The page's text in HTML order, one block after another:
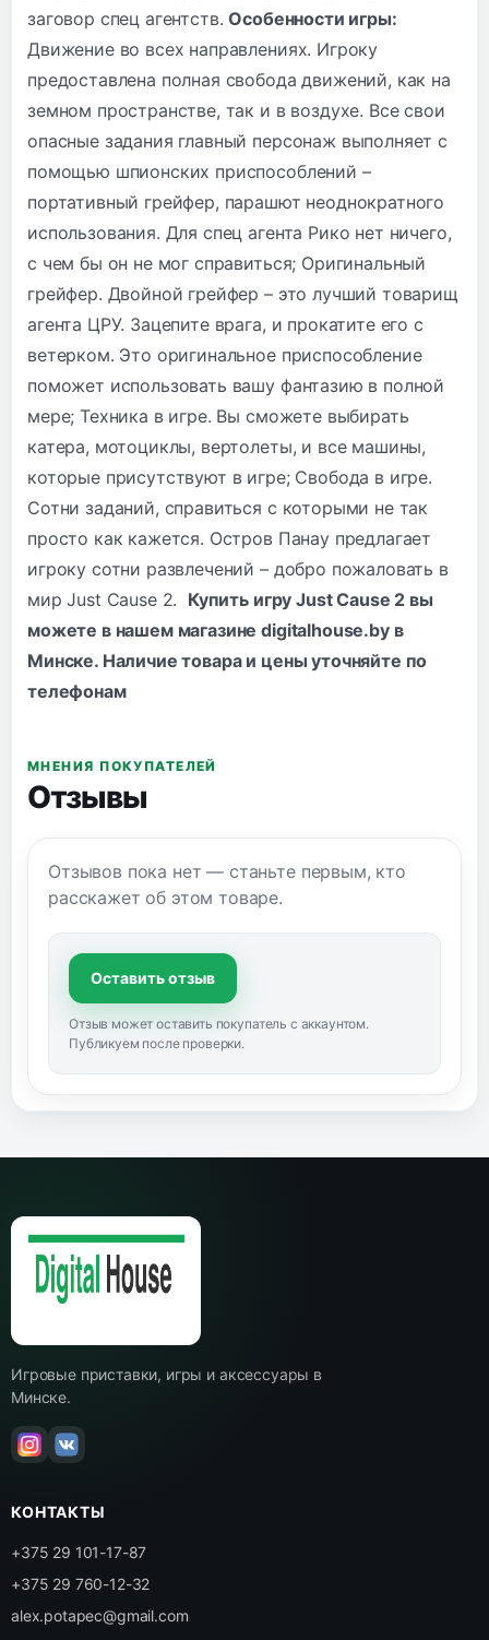
заговор спец агентств.Особенности игры:
Движение во всех направлениях. Игроку
предоставлена полная свобода движений, как на
земном пространстве, так и в воздухе. Все свои
опасные задания главный персонаж выполняет с
помощью шпионских приспособлений –
портативный грейфер, парашют неоднократного
использования. Для спец агента Рико нет ничего,
с чем бы он не мог справиться; Оригинальный
грейфер. Двойной грейфер – это лучший товарищ
агента ЦРУ. Зацепите врага, и прокатите его с
ветерком. Это оригинальное приспособление
поможет использовать вашу фантазию в полной
мере; Техника в игре. Вы сможете выбирать
катера, мотоциклы, вертолеты, и все машины,
которые присутствуют в игре; Свобода в игре.
Сотни заданий, справиться с которыми не так
просто как кажется. Остров Панау предлагает
игроку сотни развлечений – добро пожаловать в
мир Just Cause 2. Купить игру Just Cause 2 вы
можете в нашем магазине digitalhouse.by в
Минске. Наличие товара и цены уточняйте по
телефонам
МНЕНИЯ ПОКУПАТЕЛЕЙ
Отзывы
Отзывов пока нет — станьте первым, кто
расскажет об этом товаре.
Оставить отзыв
Отзыв может оставить покупатель с аккаунтом.
Публикуем после проверки.
Игровые приставки, игры и аксессуары в
Минске.
КОНТАКТЫ
+375 29 101-17-87
+375 29 760-12-32
alex.potapec@gmail.com